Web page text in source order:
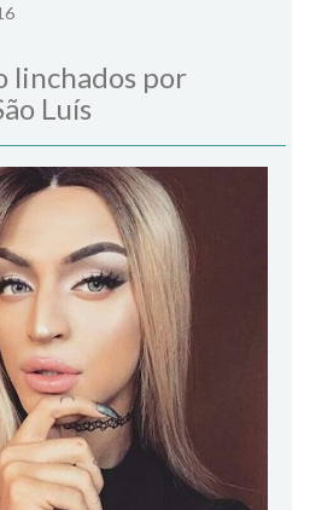
linchados por
Luís